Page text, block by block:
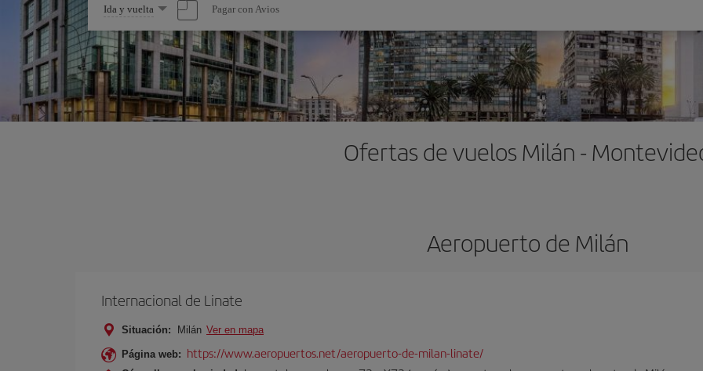
Seleccione
una
opción
Ida y vuelta Pagar con Avios
Ofertas de vuelos Milán -
Aeropuerto de Milán
Internacional de Linate
Situación: Milán Ver en mapa
Página web: https://www.aeropuertos.net/aeropuerto-de-milan-linate/